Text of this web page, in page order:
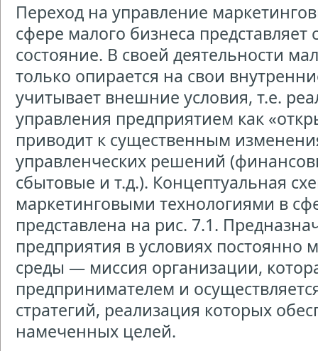
Переход на управление
сфере малого бизнеса
состояние. В своей деятельности
только опирается на свои
учитывает внешние условия, т.е.
управления предприятием как
приводит к существенным
управленческих решений
сбытовые и т.д.). Концептуальная
маркетинговыми технологиями в
представлена на рис. 7.1.
предприятия в условиях
среды — миссия организации,
предпринимателем и
стратегий, реализация которых
намеченных целей.